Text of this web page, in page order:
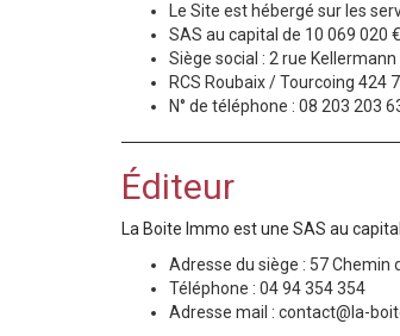
Le Site est hébergé sur les
SAS au capital de 10 069 020
Siège social : 2 rue
RCS Roubaix / Tourcoing 424
N° de téléphone : 08 203 203
Éditeur
La Boite Immo est une SAS au
Adresse du siège : 57 Chemin
Téléphone : 04 94 354 354
Adresse mail : contact@la-